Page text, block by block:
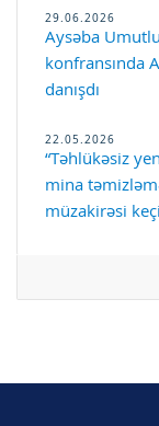
29.06.2026
Aysəba
konfransında
danışdı
22.05.2026
“Təhlükəsiz
mina
müzakirəsi